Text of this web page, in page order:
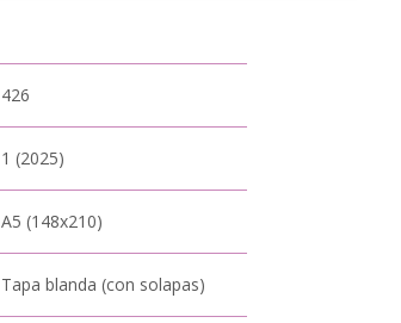
426
1 (2025)
A5 (148x210)
Tapa blanda (con solapas)